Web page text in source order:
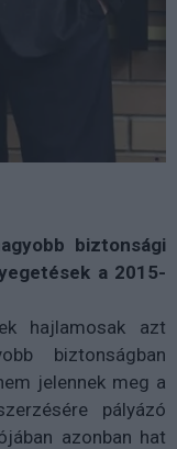
biztonsági
a 2015-
hajlamosak azt
biztonságban
jelennek meg a
pályázó
azonban hat